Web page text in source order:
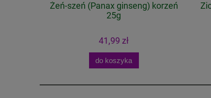
Żeń-szeń (Panax ginseng) korzeń
25g
41,99 zł
do koszyka